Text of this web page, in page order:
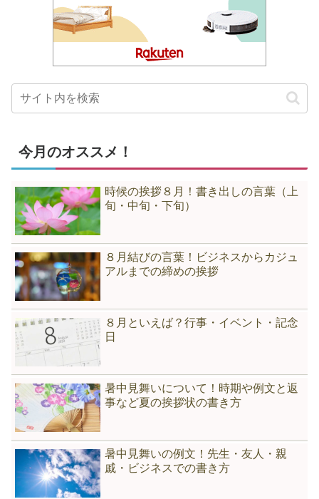
今月のオススメ！
時候の挨拶８月！書き出しの言葉（上
旬・中旬・下旬）
８月結びの言葉！ビジネスからカジュ
アルまでの締めの挨拶
８月といえば？行事・イベント・記念
日
暑中見舞いについて！時期や例文と返
事など夏の挨拶状の書き方
暑中見舞いの例文！先生・友人・親
戚・ビジネスでの書き方